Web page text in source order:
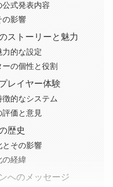
式発表内容
の影響
ストーリーと魅力
的な設定
の個性と役割
レイヤー体験
的なシステム
価と意見
歴史
とその影響
の経緯
へのメッセージ